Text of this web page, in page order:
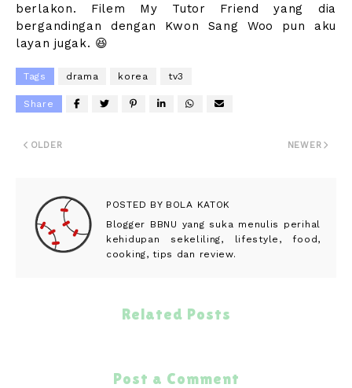
berlakon. Filem My Tutor Friend yang dia
bergandingan dengan Kwon Sang Woo pun aku
layan jugak. 😆
Tags drama korea tv3
Share
NEWER
OLDER
POSTED BYBOLA KATOK
Blogger BBNU yang suka menulis perihal
kehidupan sekeliling, lifestyle, food,
cooking, tips dan review.
Related Posts
Post a Comment